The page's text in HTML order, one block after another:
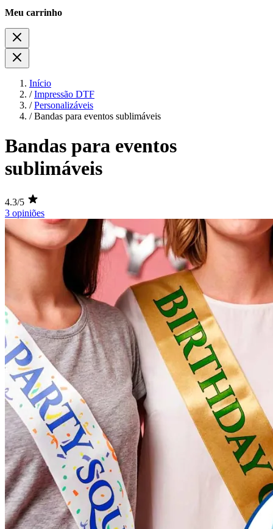
Meu carrinho
Início
/ Impressão DTF
/ Personalizáveis
/ Bandas para eventos sublimáveis
Bandas para eventos
sublimáveis
4.3/5
3 opiniões